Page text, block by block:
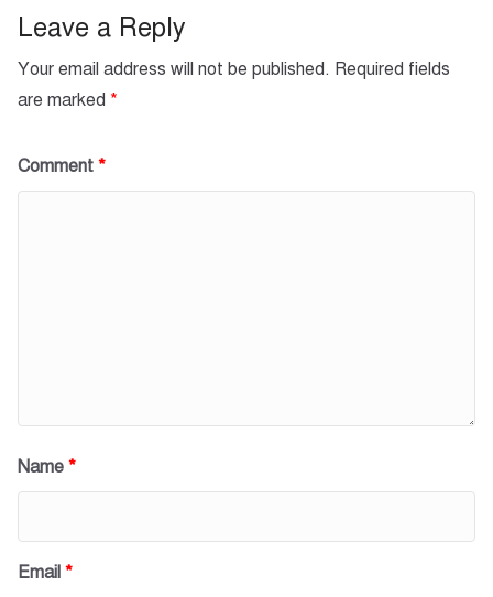
k
Leave a Reply
Your email address will not be published. Required fields
are marked *
Comment *
Name *
Email *